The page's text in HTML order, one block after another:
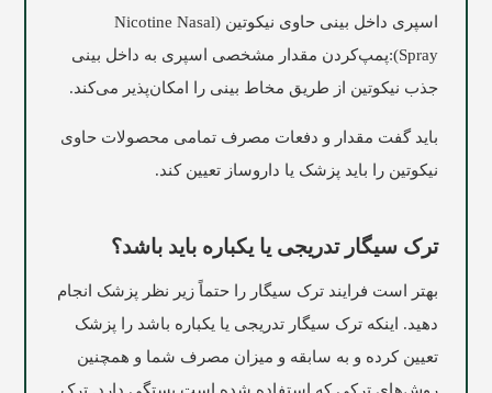
اسپری داخل بینی حاوی نیکوتین (Nicotine Nasal
Spray):پمپ‌کردن مقدار مشخصی اسپری به داخل بینی
جذب نیکوتین از طریق مخاط بینی را امکان‌پذیر می‌کند.
باید گفت مقدار و دفعات مصرف تمامی محصولات حاوی
نیکوتین را باید پزشک یا داروساز تعیین کند.
ترک سیگار تدریجی یا یکباره باید باشد؟
بهتر است فرایند ترک سیگار را حتماً زیر نظر پزشک انجام
دهید. اینکه ترک سیگار تدریجی یا یکباره باشد را پزشک
تعیین کرده و ‌به سابقه و میزان مصرف شما و همچنین